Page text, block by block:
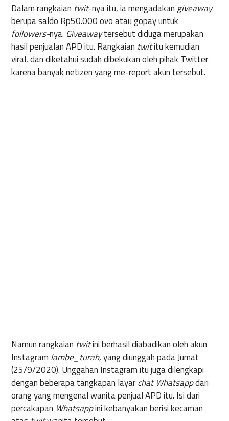
Dalam rangkaian twit-nya itu, ia mengadakan giveaway
berupa saldo Rp50.000 ovo atau gopay untuk
followers-nya. Giveawaytersebut diduga merupakan
hasil penjualan APD itu. Rangkaian twititu kemudian
viral, dan diketahui sudah dibekukan oleh pihak Twitter
karena banyak netizen yang me-report akun tersebut.
Namun rangkaian twitini berhasil diabadikan oleh akun
Instagram lambe_turah,yang diunggah pada Jumat
(25/9/2020). Unggahan Instagram itu juga dilengkapi
dengan beberapa tangkapan layarchat Whatsappdari
orang yang mengenal wanita penjual APD itu. Isi dari
percakapan Whatsappini kebanyakan berisi kecaman